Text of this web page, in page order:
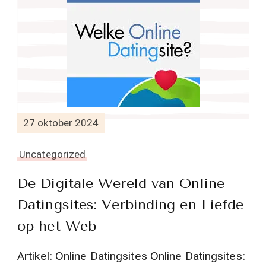
27 oktober 2024
Uncategorized
De Digitale Wereld van Online
Datingsites: Verbinding en Liefde
op het Web
Artikel: Online Datingsites Online Datingsites: